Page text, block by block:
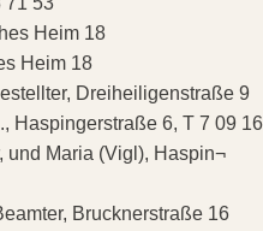
Heim 18
Heim 18
Dreiheiligenstraße 9
Haspingerstraße 6, T 7 09 16
Maria (Vigl), Haspin¬
Brucknerstraße 16